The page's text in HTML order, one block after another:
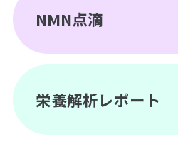
NMN点滴
栄養解析レポート